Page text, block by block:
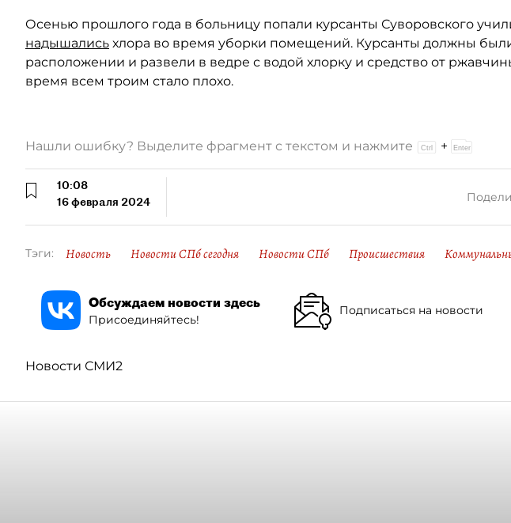
Осенью прошлого года в больницу попали курсанты Суворовского
надышались хлора во время уборки помещений. Курсанты должны
расположении и развели в ведре с водой хлорку и средство от
время всем троим стало плохо.
Нашли ошибку? Выделите фрагмент с текстом и нажмите +
10:08
16 февраля 2024
Тэги: Новость Новости СПб сегодня Новости СПб Происшествия
Обсуждаем новости здесь
Присоединяйтесь!
Подписаться на новости
Новости СМИ2